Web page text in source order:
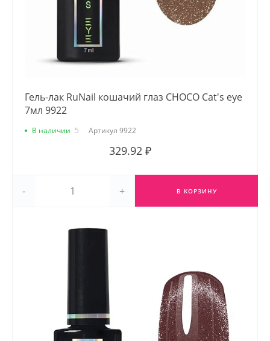
Гель-лак RuNail кошачий глаз CHOCO Cat's eye
7мл 9922
В наличии 5 Артикул 9922
329.92 ₽
- + В КОРЗИНУ